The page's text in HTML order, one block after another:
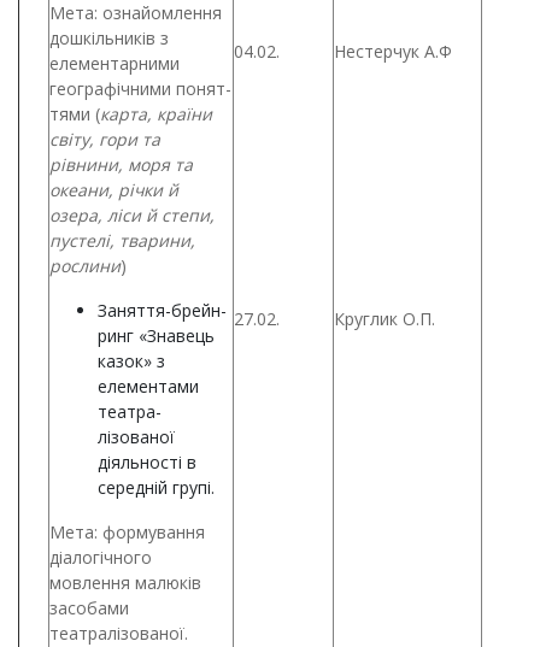
Мета: ознайомлення
дошкільників з
елементарними
географічними понят-
тями (карта, країни
світу, гори та
рівнини, моря та
океани, річки й
озера, ліси й степи,
пустелі, тварини,
рослини)
Заняття-брейн-
ринг «Знавець
казок» з
елементами
театра-
лізованої
діяльності в
середній групі.
Мета: формування
діалогічного
мовлення малюків
засобами
театралізованої.
04.02.
27.02.
Нестерчук А.Ф
Круглик О.П.